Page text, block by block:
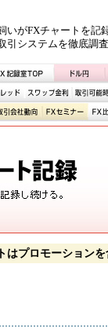
いがFXチャートを記
引システムを徹底調査
はプロモーション